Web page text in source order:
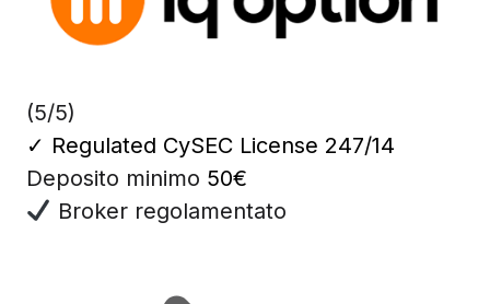
(5/5)
✓ Regulated CySEC License 247/14
Deposito minimo 50€
Broker regolamentato